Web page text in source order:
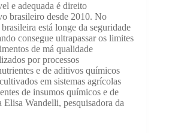
e adequada é direito
brasileiro desde 2010. No
está longe da seguridade
consegue ultrapassar os limites
de má qualidade
por processos
e de aditivos químicos
em sistemas agrícolas
de insumos químicos e de
Elisa Wandelli, pesquisadora da